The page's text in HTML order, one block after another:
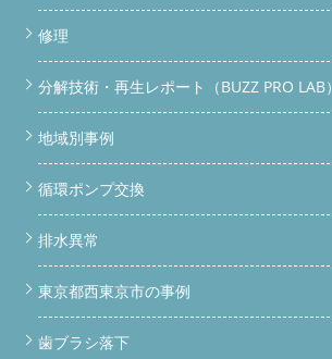
修理
分解技術・再生レポート（BUZZ PRO LAB）
地域別事例
循環ポンプ交換
排水異常
東京都西東京市の事例
歯ブラシ落下